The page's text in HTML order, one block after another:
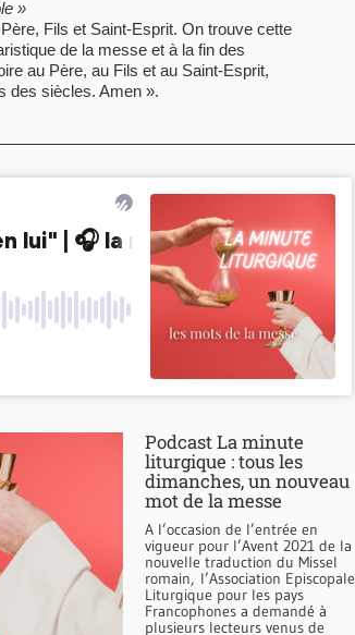
»
Fils et Saint-Esprit. On trouve cette
de la messe et à la fin des
au Père, au Fils et au Saint-Esprit,
des siècles. Amen ».
Podcast La minute
liturgique : tous les
dimanches, un nouveau
mot de la messe
A l’occasion de l’entrée en
vigueur pour l’Avent 2021 de la
nouvelle traduction du Missel
romain, l’Association Episcopale
Liturgique pour les pays
Francophones a demandé à
plusieurs lecteurs venus de